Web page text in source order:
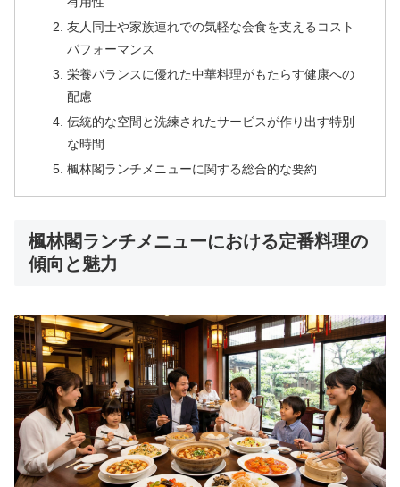
友人同士や家族連れでの気軽な会食を支えるコスト
パフォーマンス
栄養バランスに優れた中華料理がもたらす健康への
配慮
伝統的な空間と洗練されたサービスが作り出す特別
な時間
楓林閣ランチメニューに関する総合的な要約
楓林閣ランチメニューにおける定番料理の
傾向と魅力